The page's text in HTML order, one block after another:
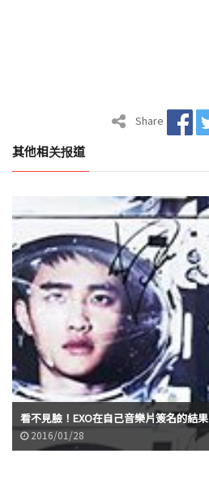
Share
其他相关报道
看不見臉！EXO在自己音樂片簽名的結果
2016/01/28